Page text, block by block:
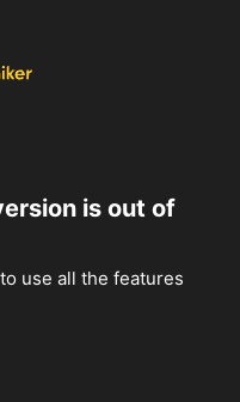
is out of
use all the features